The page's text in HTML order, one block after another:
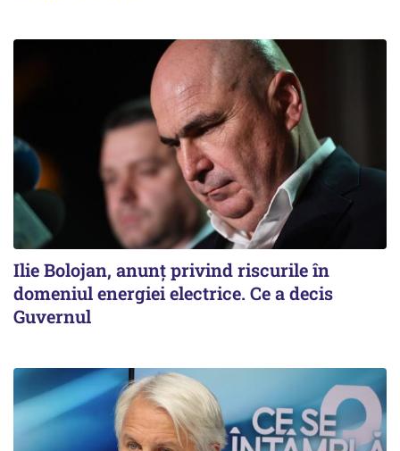
Ilie Bolojan, anunț privind riscurile în
domeniul energiei electrice. Ce a decis
Guvernul